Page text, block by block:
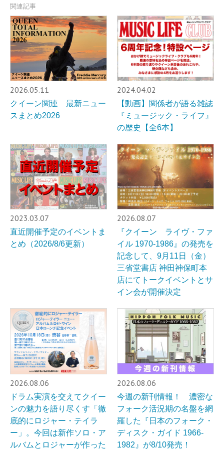
関連記事
2026.05.11
クイーン関連 最新ニュー
スまとめ2026
2024.04.02
【動画】関係者が語る雑誌
『ミュージック・ライフ』
の歴史【全6本】
2023.03.07
直近開催予定のイベントま
とめ（2026/8/6更新）
2026.08.07
『クイーン ライヴ・ファ
イル 1970-1986』の発売を
記念して、9月11日（金）
三省堂書店 神田神保町本
店にてトークイベントとサ
イン会が開催決定
2026.08.06
ドラム実演を交えてクイー
ンの魅力を語り尽くす「徹
底的にロジャー・テイラ
ー」。今回は新作ソロ・ア
ルバムとロジャーが作った
2026.08.06
今週の新刊情報！ 濃密な
フォーク活況期の名盤を網
羅した『日本のフォーク・
ディスク・ガイド 1966-
1982』が8/10発売！